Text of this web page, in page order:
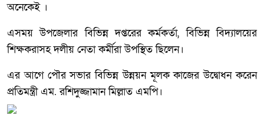
অনেকেই ।
এসময় উপজেলার বিভিন্ন দপ্তরের কর্মকর্তা, বিভিন্ন বিদ্যালয়ের
শিক্ষকরাসহ দলীয় নেতা কর্মীরা উপস্থিত ছিলেন।
এর আগে পৌর সভার বিভিন্ন উন্নয়ন মূলক কাজের উদ্বোধন করেন
প্রতিমন্ত্রী এম. রশিদুজ্জামান মিল্লাত এমপি।